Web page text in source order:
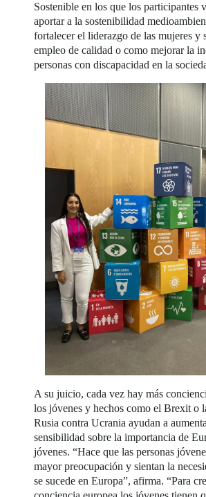
Sostenible en los que los participantes
aportar a la sostenibilidad
fortalecer el liderazgo de las mujeres y
empleo de calidad o como mejorar la
personas con discapacidad en la
A su juicio, cada vez hay más
los jóvenes y hechos como el Brexit o
Rusia contra Ucrania ayudan a
sensibilidad sobre la importancia de
jóvenes. “Hace que las personas
mayor preocupación y sientan la
se sucede en Europa”, afirma. “Para